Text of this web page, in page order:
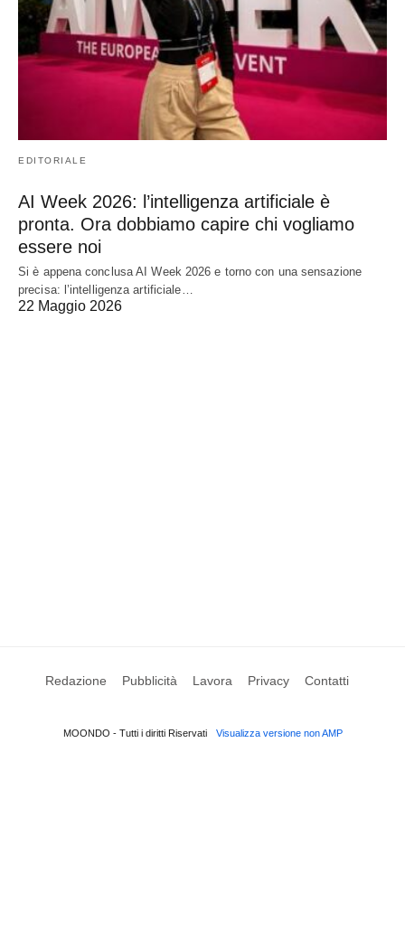
EDITORIALE
AI Week 2026: l’intelligenza artificiale è
pronta. Ora dobbiamo capire chi vogliamo
essere noi
Si è appena conclusa AI Week 2026 e torno con una sensazione
precisa: l’intelligenza artificiale…
22 Maggio 2026
Redazione Pubblicità Lavora Privacy Contatti
MOONDO - Tutti i diritti Riservati Visualizza versione non AMP